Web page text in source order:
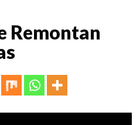
Remontan